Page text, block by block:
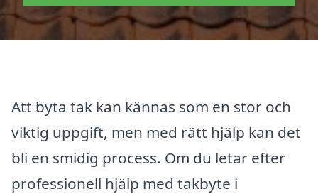
Att byta tak kan kännas som en stor och
viktig uppgift, men med rätt hjälp kan det
bli en smidig process. Om du letar efter
professionell hjälp med takbyte i